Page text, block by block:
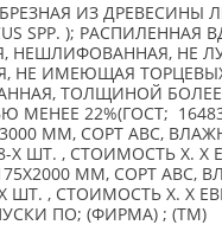
ИЗ ДРЕВЕСИНЫ
SPP. ); РАСПИЛЕННАЯ
НЕШЛИФОВАННАЯ, НЕ
НЕ ИМЕЮЩАЯ
ТОЛЩИНОЙ
МЕНЕЕ 22%(ГОСТ;
ММ, СОРТ АВС,
X ШТ. , СТОИМОСТЬ X. X
ММ, СОРТ АВС,
ШТ. , СТОИМОСТЬ X. X
ПО; (ФИРМА) ; (TM)